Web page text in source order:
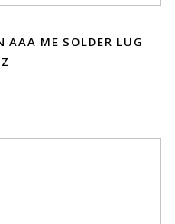
ΜΕ SOLDER LUG